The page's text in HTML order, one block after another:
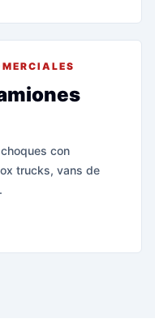
con
trucks, vans de